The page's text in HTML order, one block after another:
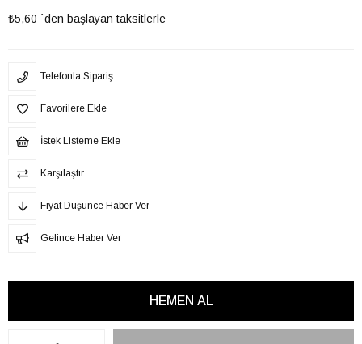
₺5,60 `den başlayan taksitlerle
Telefonla Sipariş
Favorilere Ekle
İstek Listeme Ekle
Karşılaştır
Fiyat Düşünce Haber Ver
Gelince Haber Ver